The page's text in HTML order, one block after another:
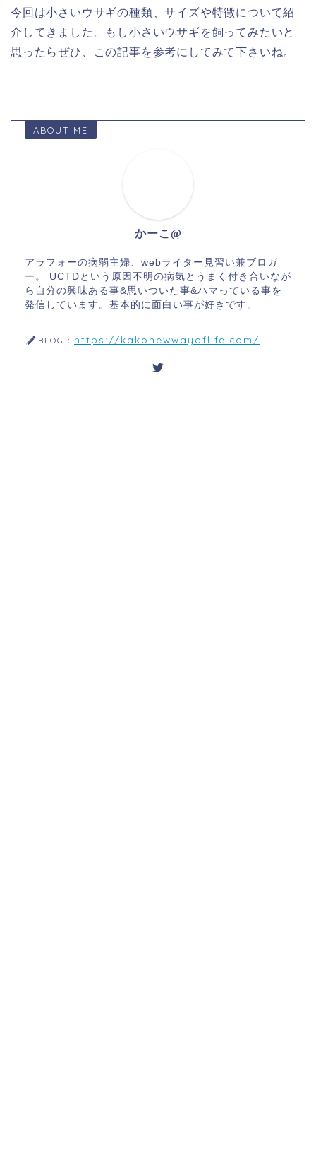
介してきました。もし小さいウサギを飼ってみたいと
思ったらぜひ、この記事を参考にしてみて下さいね。
かーこ@
アラフォーの病弱主婦、webライター見習い兼ブロガ
ら自分の興味ある事&思いついた事&ハマっている事を
発信しています。基本的に面白い事が好きです。
https://kakonewwayoflife.com/